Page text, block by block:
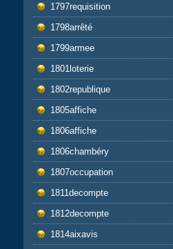
1797requisition
1798arrêté
1799armee
1801loterie
1802republique
1805affiche
1806affiche
1806chambéry
1807occupation
1811decompte
1812decompte
1814aixavis